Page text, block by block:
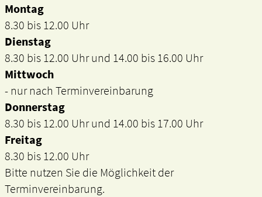
Montag
8.30 bis 12.00 Uhr
Dienstag
8.30 bis 12.00 Uhr und 14.00 bis 16.00 Uhr
Mittwoch
- nur nach Terminvereinbarung
Donnerstag
8.30 bis 12.00 Uhr und 14.00 bis 17.00 Uhr
Freitag
8.30 bis 12.00 Uhr
Bitte nutzen Sie die Möglichkeit der
Terminvereinbarung.